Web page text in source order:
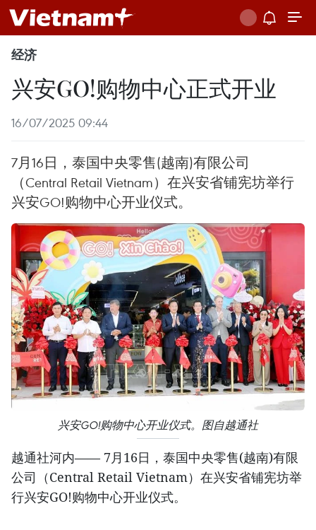
经济
兴安GO!购物中心正式开业
16/07/2025 09:44
7月16日，泰国中央零售(越南)有限公司
（Central Retail Vietnam）在兴安省铺宪坊举行
兴安GO!购物中心开业仪式。
兴安GO!购物中心开业仪式。图自越通社
越通社河内—— 7月16日，泰国中央零售(越南)有限
公司（Central Retail Vietnam）在兴安省铺宪坊举
行兴安GO!购物中心开业仪式。